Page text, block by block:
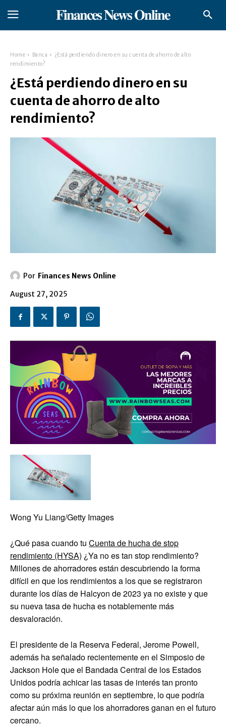
𝐅𝐢𝐧𝐚𝐧𝐜𝐞𝐬 𝐍𝐞𝐰𝐬 𝐎𝐧𝐥𝐢𝐧𝐞
Home Banca
¿Está perdiendo dinero en su cuenta de ahorro de alto
rendimiento?
¿Está perdiendo dinero en su
cuenta de ahorro de alto
rendimiento?
Por Finances News Online
August 27, 2025
Wong Yu Liang/Getty Images
¿Qué pasa cuando tu Cuenta de hucha de stop
rendimiento (HYSA) ¿Ya no es tan stop rendimiento?
Millones de ahorradores están descubriendo la forma
difícil en que los rendimientos a los que se registraron
durante los días de Halcyon de 2023 ya no existe y que
su nueva tasa de hucha es notablemente más
desvaloración.
El presidente de la Reserva Federal, Jerome Powell,
además ha señalado recientemente en el Simposio de
Jackson Hole que el Bandada Central de los Estados
Unidos podría achicar las tasas de interés tan pronto
como su próxima reunión en septiembre, lo que podría
afectar aún más lo que los ahorradores ganan en el futuro
cercano.